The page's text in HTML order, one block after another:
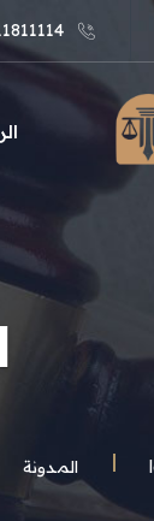
المـدونة